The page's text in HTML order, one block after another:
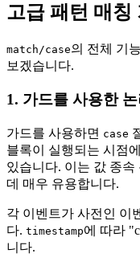
고급 패턴 매칭
match/case의 전체 기
보겠습니다.
1. 가드를 사용한 논
가드를 사용하면 case
블록이 실행되는 시점
있습니다. 이는 값 종
데 매우 유용합니다.
각 이벤트가 사전인 이
다. timestamp에 따라
니다.